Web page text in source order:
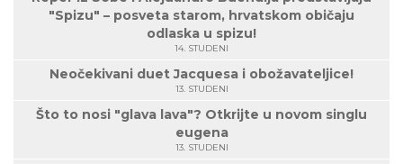
"Spizu" – posveta starom, hrvatskom običaju
odlaska u spizu!
14. STUDENI
Neočekivani duet Jacquesa i obožavateljice!
13. STUDENI
Što to nosi "glava lava"? Otkrijte u novom singlu
eugena
13. STUDENI